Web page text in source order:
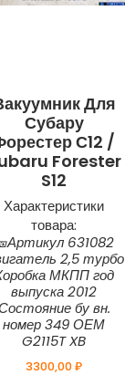
Для
Субару
С12 /
Forester
S12
Характеристики
товара:
631082
2,5 турбо
МКПП год
выпуска 2012
бу вн.
номер 349 ОЕМ
G2115T XB
3300,00₽